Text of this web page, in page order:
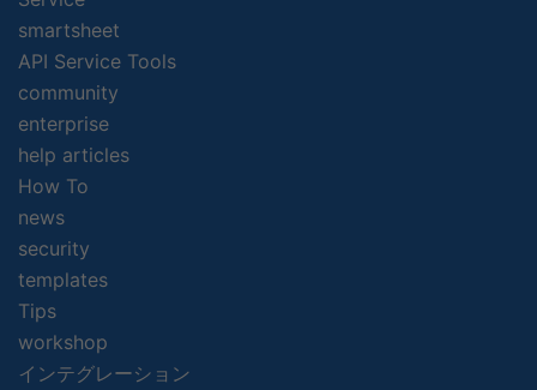
smartsheet
API Service Tools
community
enterprise
help articles
How To
news
security
templates
Tips
workshop
インテグレーション